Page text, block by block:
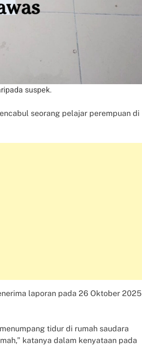
suspek.
seorang pelajar perempuan di
laporan pada 26 Oktober 2025
tidur di rumah saudara
katanya dalam kenyataan pada